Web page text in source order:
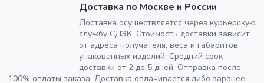
Доставка по Москве и России
Доставка осуществляется через курьерскую
службу СДЭК. Стоимость доставки зависит
от адреса получателя, веса и габаритов
упакованных изделий. Средний срок
доставки от 2 до 5 дней. Отправка после
100% оплаты заказа. Доставка оплачивается либо заранее